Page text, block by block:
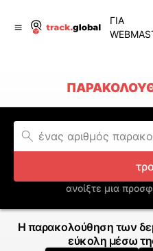
ΓΙΑ
ανοίξτε μια
Η παρακολούθηση των
εύκολη μέσω